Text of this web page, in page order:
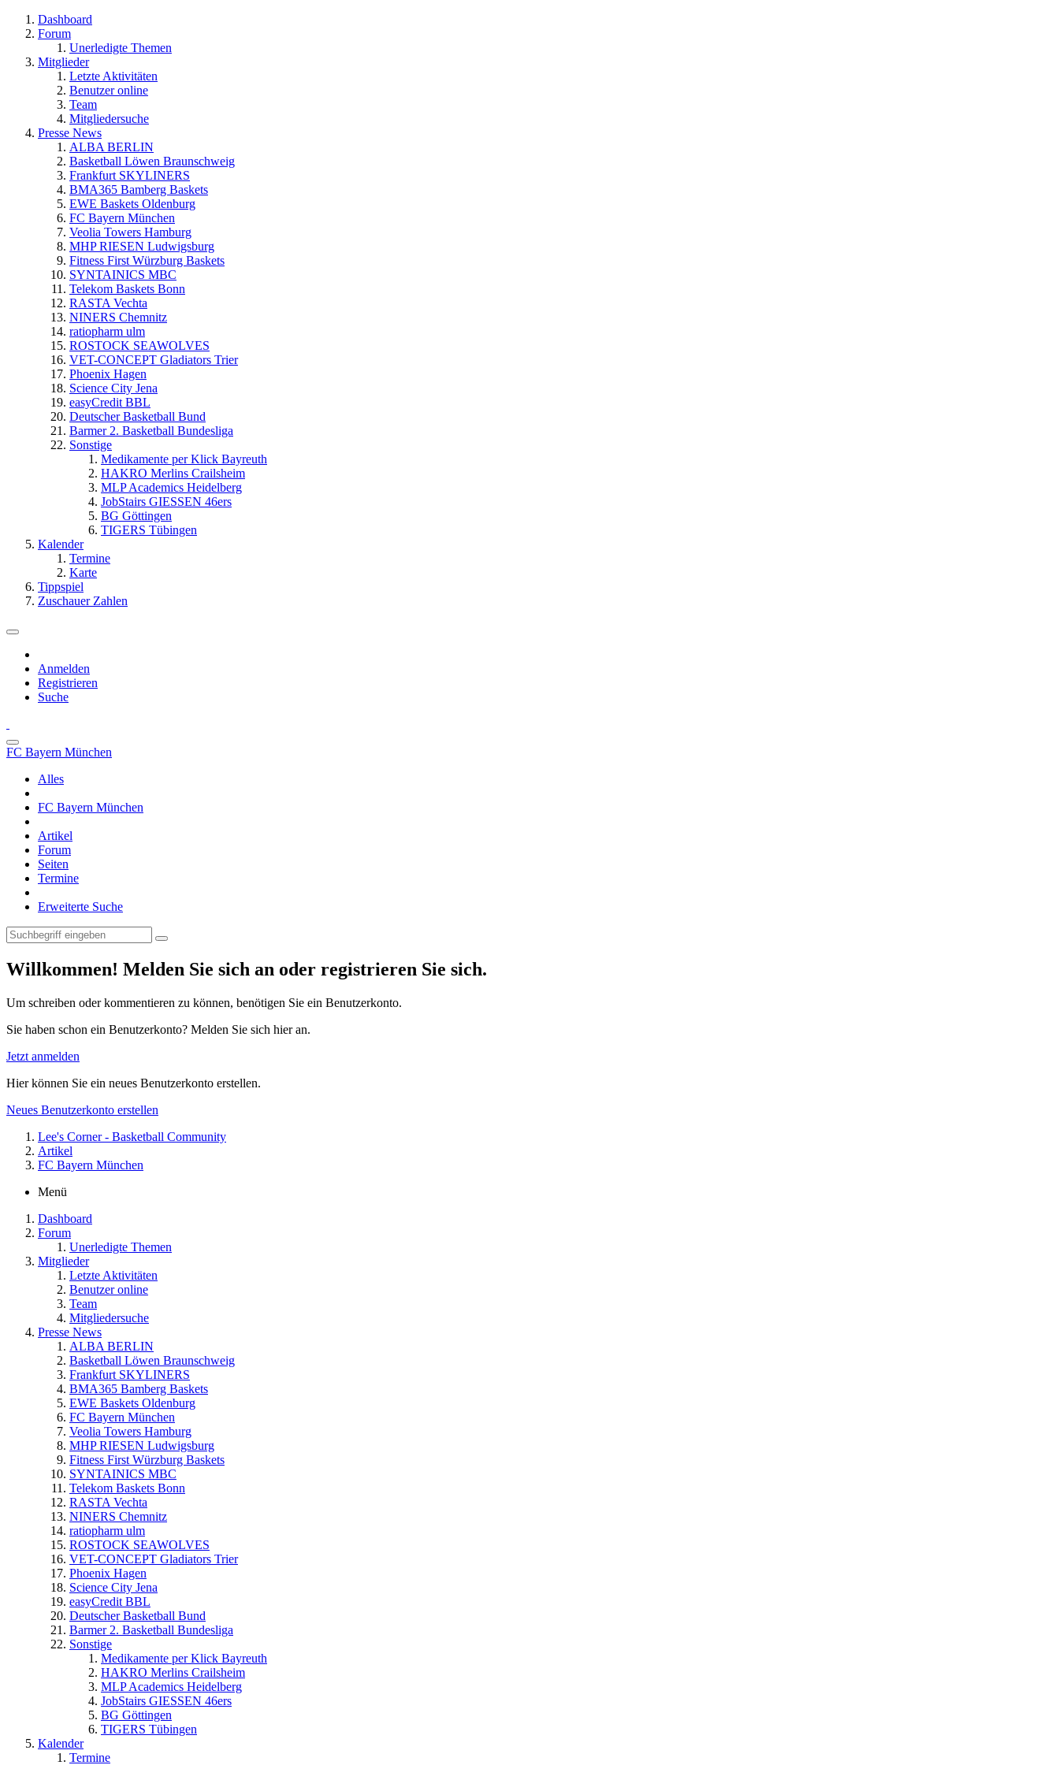
Dashboard
Forum
Unerledigte Themen
Mitglieder
Letzte Aktivitäten
Benutzer online
Team
Mitgliedersuche
Presse News
ALBA BERLIN
Basketball Löwen Braunschweig
Frankfurt SKYLINERS
BMA365 Bamberg Baskets
EWE Baskets Oldenburg
FC Bayern München
Veolia Towers Hamburg
MHP RIESEN Ludwigsburg
Fitness First Würzburg Baskets
SYNTAINICS MBC
Telekom Baskets Bonn
RASTA Vechta
NINERS Chemnitz
ratiopharm ulm
ROSTOCK SEAWOLVES
VET-CONCEPT Gladiators Trier
Phoenix Hagen
Science City Jena
easyCredit BBL
Deutscher Basketball Bund
Barmer 2. Basketball Bundesliga
Sonstige
Medikamente per Klick Bayreuth
HAKRO Merlins Crailsheim
MLP Academics Heidelberg
JobStairs GIESSEN 46ers
BG Göttingen
TIGERS Tübingen
Kalender
Termine
Karte
Tippspiel
Zuschauer Zahlen
Anmelden
Registrieren
Suche
FC Bayern München
Alles
FC Bayern München
Artikel
Forum
Seiten
Termine
Erweiterte Suche
Willkommen! Melden Sie sich an oder registrieren Sie sich.
Um schreiben oder kommentieren zu können, benötigen Sie ein Benutzerkonto.
Sie haben schon ein Benutzerkonto? Melden Sie sich hier an.
Jetzt anmelden
Hier können Sie ein neues Benutzerkonto erstellen.
Neues Benutzerkonto erstellen
Lee's Corner - Basketball Community
Artikel
FC Bayern München
Menü
Dashboard
Forum
Unerledigte Themen
Mitglieder
Letzte Aktivitäten
Benutzer online
Team
Mitgliedersuche
Presse News
ALBA BERLIN
Basketball Löwen Braunschweig
Frankfurt SKYLINERS
BMA365 Bamberg Baskets
EWE Baskets Oldenburg
FC Bayern München
Veolia Towers Hamburg
MHP RIESEN Ludwigsburg
Fitness First Würzburg Baskets
SYNTAINICS MBC
Telekom Baskets Bonn
RASTA Vechta
NINERS Chemnitz
ratiopharm ulm
ROSTOCK SEAWOLVES
VET-CONCEPT Gladiators Trier
Phoenix Hagen
Science City Jena
easyCredit BBL
Deutscher Basketball Bund
Barmer 2. Basketball Bundesliga
Sonstige
Medikamente per Klick Bayreuth
HAKRO Merlins Crailsheim
MLP Academics Heidelberg
JobStairs GIESSEN 46ers
BG Göttingen
TIGERS Tübingen
Kalender
Termine